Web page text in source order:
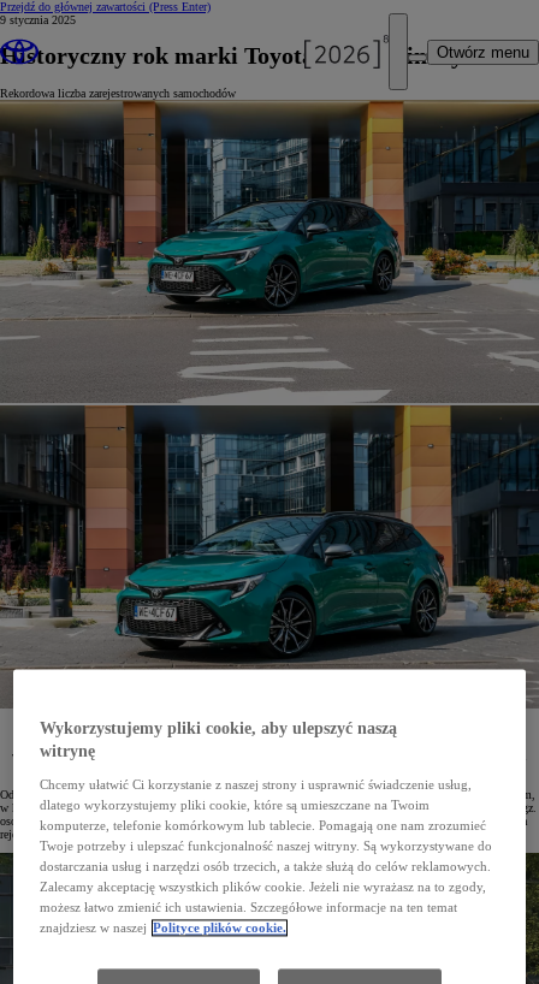
Przejdź do głównej zawartości (Press Enter)
Otwórz menu
9 stycznia 2025
Historyczny rok marki Toyota na polskim rynku
Rekordowa liczba zarejestrowanych samochodów
W 2024 roku w Polsce zarejestrowano 111 165 egz. osobowych i dostawczych aut Toyoty. Japońska
marka dominuje na polskim rynku już piąty rok. Od czterech lat najpopularniejszym modelem
w Polsce jest Corolla. W Top10 najczęściej rejestrowanych samochodów osobowych w naszym kraju
Od 5 lat Toyota jest najchętniej wybieraną marką motoryzacyjną na polskim rynku. Ubiegły rok był kolejnym,
w którym japoński koncern pobił własne rekordy. W ciągu 12 miesięcy 2024 roku zarejestrowano 111 165 egz.
osobowych i dostawczych Toyot, co jest najlepszym wynikiem, odkąd marka ta jest obecna w Polsce. Liczba
rejestracji rok do roku wzrosła o 13%, a udział w rynku wyniósł 18,2%.
Wykorzystujemy pliki cookie, aby ulepszyć naszą
witrynę
Chcemy ułatwić Ci korzystanie z naszej strony i usprawnić świadczenie usług,
dlatego wykorzystujemy pliki cookie, które są umieszczane na Twoim
komputerze, telefonie komórkowym lub tablecie. Pomagają one nam zrozumieć
Twoje potrzeby i ulepszać funkcjonalność naszej witryny. Są wykorzystywane do
dostarczania usług i narzędzi osób trzecich, a także służą do celów reklamowych.
Zalecamy akceptację wszystkich plików cookie. Jeżeli nie wyrażasz na to zgody,
możesz łatwo zmienić ich ustawienia. Szczegółowe informacje na ten temat
znajdziesz w naszej Polityce plików cookie.